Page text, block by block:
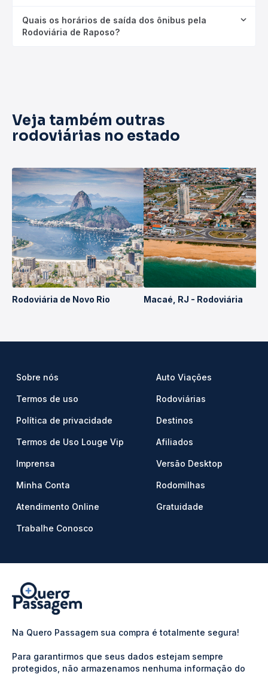
Quais os horários de saída dos ônibus pela
Rodoviária de Raposo?
Veja também outras
rodoviárias no estado
Rodoviária de Novo Rio Macaé, RJ - Rodoviária
Sobre nós
Termos de uso
Política de privacidade
Termos de Uso Louge Vip
Imprensa
Minha Conta
Atendimento Online
Trabalhe Conosco
Auto Viações
Rodoviárias
Destinos
Afiliados
Versão Desktop
Rodomilhas
Gratuidade
Na Quero Passagem sua compra é totalmente segura!
Para garantirmos que seus dados estejam sempre
protegidos, não armazenamos nenhuma informação do